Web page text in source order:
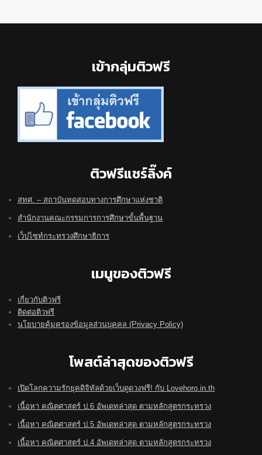
เข้ากลุ่มติวฟรี
ติวฟรีแชร์ลิ๊งค์
สทศ. – สถาบันทดสอบทางการศึกษาแห่งชาติ
สำนักงานคณะกรรมการการศึกษาขั้นพื้นฐาน
เว็ปไซท์กระทรวงศึกษาธิการ
เมนูของติวฟรี
เกี่ยวกับติวฟรี
ติดต่อติวฟรี
นโยบายคุ้มครองข้อมูลส่วนบุคคล (Privacy Policy)
โพสต์ล่าสุดของติวฟรี
เปิดโลกความรักยุคดิจิทัลด้วยเว็บดูดวงฟรี! กับ Lovehoro.in.th
เนื้อหา คณิตศาสตร์ ป.6 อัพเดทล่าสุด ตามหลักสูตรกระทรวง
เนื้อหา คณิตศาสตร์ ป.5 อัพเดทล่าสุด ตามหลักสูตรกระทรวง
เนื้อหา คณิตศาสตร์ ป.4 อัพเดทล่าสุด ตามหลักสูตรกระทรวง